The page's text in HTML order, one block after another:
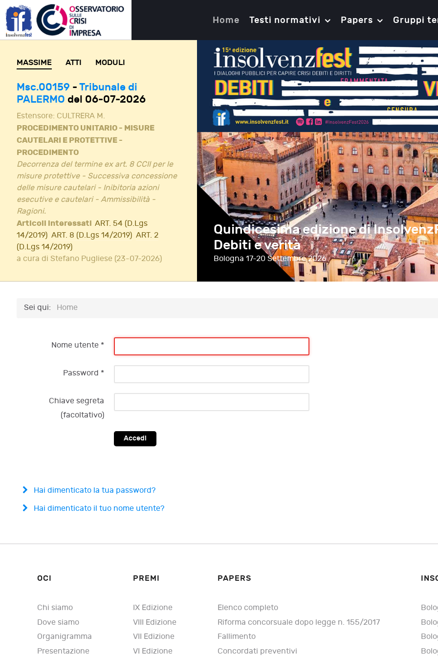
Home Testi normativi Papers Gruppi
MASSIME ATTI MODULI
Msc.00159 - Tribunale di
PALERMO del 06-07-2026
Estensore: CULTRERA M.
PROCEDIMENTO UNITARIO - MISURE
CAUTELARI E PROTETTIVE -
PROCEDIMENTO
Decorrenza del termine ex art. 8 CCII per le
misure protettive - Successiva concessione
delle misure cautelari - Inibitoria azioni
esecutive e cautelari - Ammissibilità -
Ragioni.
Articoli interessati ART. 54 (D.Lgs
14/2019) ART. 8 (D.Lgs 14/2019) ART. 2
(D.Lgs 14/2019)
a cura di Stefano Pugliese (23-07-2026)
Quindicesima edizione di
Debiti e verità
Bologna 17-20 Settembre 2026
Sei qui: Home
Nome utente *
Password *
Chiave segreta
(facoltativo)
Accedi
Hai dimenticato la tua password?
Hai dimenticato il tuo nome utente?
OCI
Chi siamo
Dove siamo
Organigramma
Presentazione
PREMI
IX Edizione
VIII Edizione
VII Edizione
VI Edizione
PAPERS
Elenco completo
Riforma concorsuale dopo legge n. 155/2017
Fallimento
Concordati preventivi